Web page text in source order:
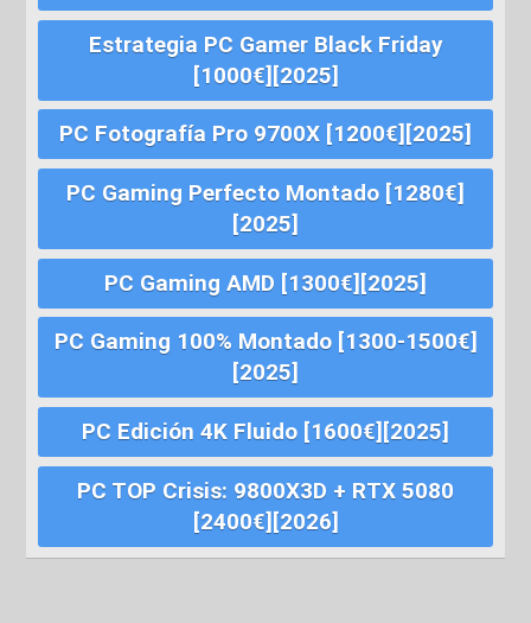
Estrategia PC Gamer Black Friday
[1000€][2025]
PC Fotografía Pro 9700X [1200€][2025]
PC Gaming Perfecto Montado [1280€]
[2025]
PC Gaming AMD [1300€][2025]
PC Gaming 100% Montado [1300-1500€]
[2025]
PC Edición 4K Fluido [1600€][2025]
PC TOP Crisis: 9800X3D + RTX 5080
[2400€][2026]